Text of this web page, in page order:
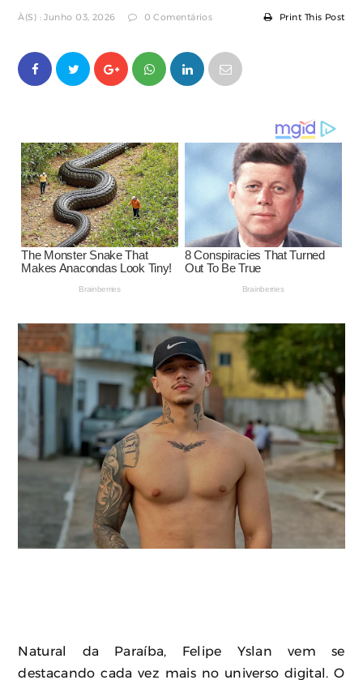
À(s) : Junho 03, 2026 0 Comentários Print This Post
Natural da Paraíba, Felipe Yslan vem se
destacando cada vez mais no universo digital. O